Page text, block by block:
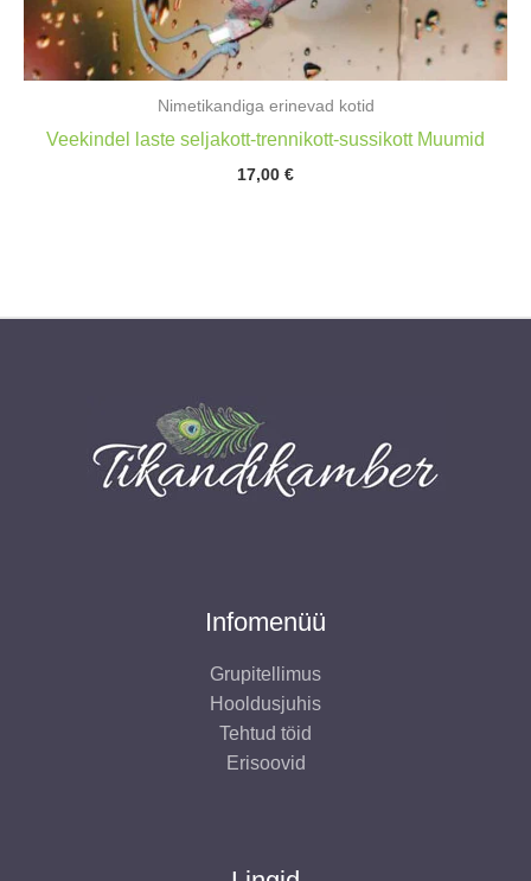
Nimetikandiga erinevad kotid
Veekindel laste seljakott-trennikott-sussikott Muumid
17,00 €
Infomenüü
Grupitellimus
Hooldusjuhis
Tehtud töid
Erisoovid